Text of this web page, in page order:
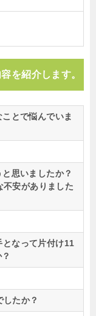
を紹介します。
とで悩んでいま
思いましたか？
不安がありました
となって片付け11
たか？